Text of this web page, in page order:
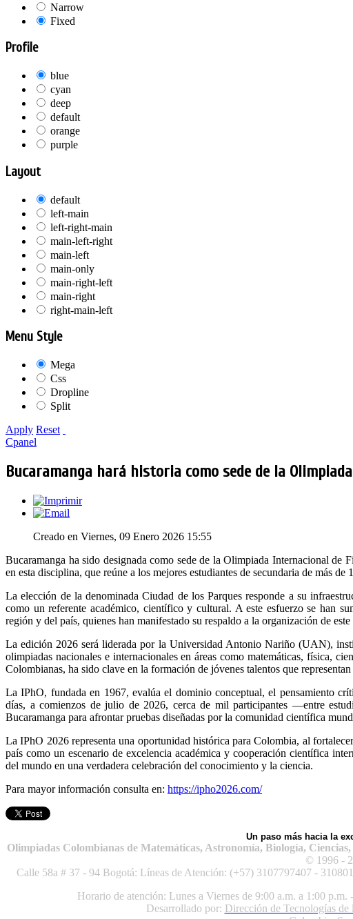
Narrow
Fixed
Profile
blue
cyan
deep
default
orange
purple
Layout
default
left-main
left-right-main
main-left-right
main-left
main-only
main-right-left
main-right
right-main-left
Menu Style
Mega
Css
Dropline
Split
Apply Reset
Cpanel
Bucaramanga hará historia como sede de la
Creado en Viernes, 09 Enero 2026 15:55
Bucaramanga ha sido designada como sede de la Olimpiada Internacional de
en esta disciplina, que reúne a los mejores estudiantes de secundaria de más de
La elección de la denominada Ciudad de los Parques responde a su
como un referente académico, científico y cultural. A este esfuerzo se han
región y del país, quienes han manifestado su respaldo a la organización de
La edición 2026 será liderada por la Universidad Antonio Nariño (UAN),
olimpiadas nacionales e internacionales en áreas como matemáticas, física,
Colombianas, ha sido clave en la formación de jóvenes talentos que
La IPhO, fundada en 1967, evalúa el dominio conceptual, el pensamiento
días, a comienzos de julio de 2026, cerca de mil participantes —entre
Bucaramanga para afrontar pruebas diseñadas por la comunidad científica
La IPhO 2026 representa una oportunidad histórica para Colombia, al
país como un escenario de excelencia académica y cooperación científica
del mundo en una verdadera celebración del conocimiento y la ciencia.
Para mayor información consulta en: https://ipho2026.com/
Un paso más hacia la
Olimpiadas Colombianas de Matemáticas, Astronomía, Biología,
© 1996 -
Calle 58a # 37 - 94 Bogotá: Líneas de Atención: (+57) 3107797407 -
Horario de atención: Lunes a Viernes de 9:00 a.m. a 1:00
Desarrollado por: Dirección de Tecnologías